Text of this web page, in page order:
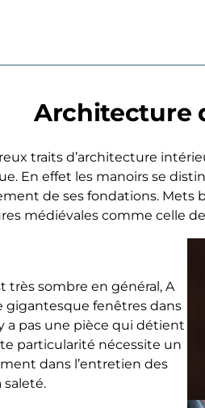
Architecture
traits d’architecture
En effet les manoirs se
de ses fondations.
médiévales comme celle
très sombre en général, A
gigantesque fenêtres dans
a pas une pièce qui détient
particularité nécessite un
dans l’entretien des
saleté.